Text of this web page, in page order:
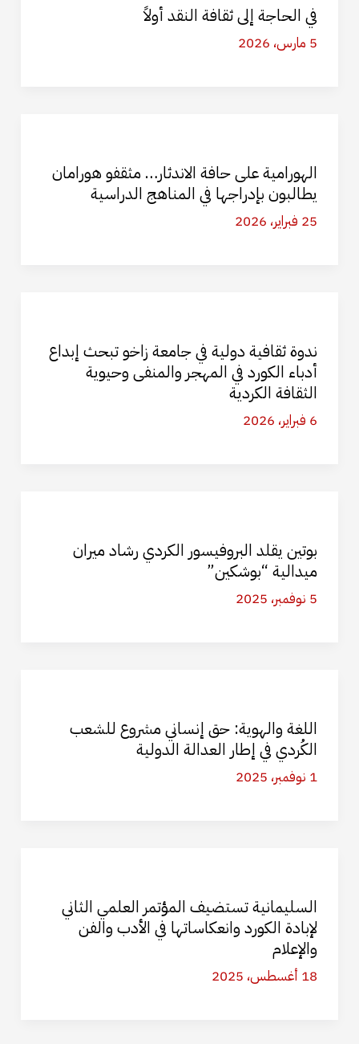
في الحاجة إلى ثقافة النقد أولاً
5 مارس، 2026
الهورامية على حافة الاندثار… مثقفو هورامان
يطالبون بإدراجها في المناهج الدراسية
25 فبراير، 2026
ندوة ثقافية دولية في جامعة زاخو تبحث إبداع
أدباء الكورد في المهجر والمنفى وحيوية
الثقافة الكردية
6 فبراير، 2026
بوتين يقلد البروفيسور الكردي رشاد ميران
ميدالية “بوشكين”
5 نوفمبر، 2025
اللغة والهوية: حق إنساني مشروع للشعب
الكُردي في إطار العدالة الدولية
1 نوفمبر، 2025
السليمانية تستضيف المؤتمر العلمي الثاني
لإبادة الكورد وانعكاساتها في الأدب والفن
والإعلام
18 أغسطس، 2025